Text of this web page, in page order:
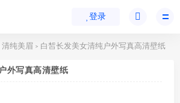
登录
清纯美眉 > 白皙长发美女清纯户外写真高清壁纸
外写真高清壁纸